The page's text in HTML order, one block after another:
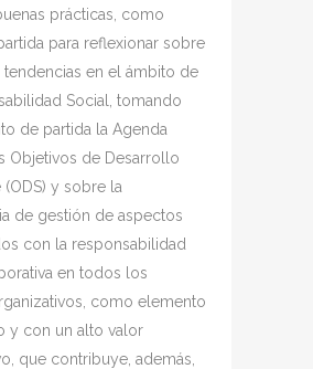
prácticas, como
para reflexionar sobre
tendencias en el ámbito de
Social, tomando
de partida la Agenda
Objetivos de Desarrollo
(ODS) y sobre la
de gestión de aspectos
con la responsabilidad
en todos los
como elemento
y con un alto valor
que contribuye, además,